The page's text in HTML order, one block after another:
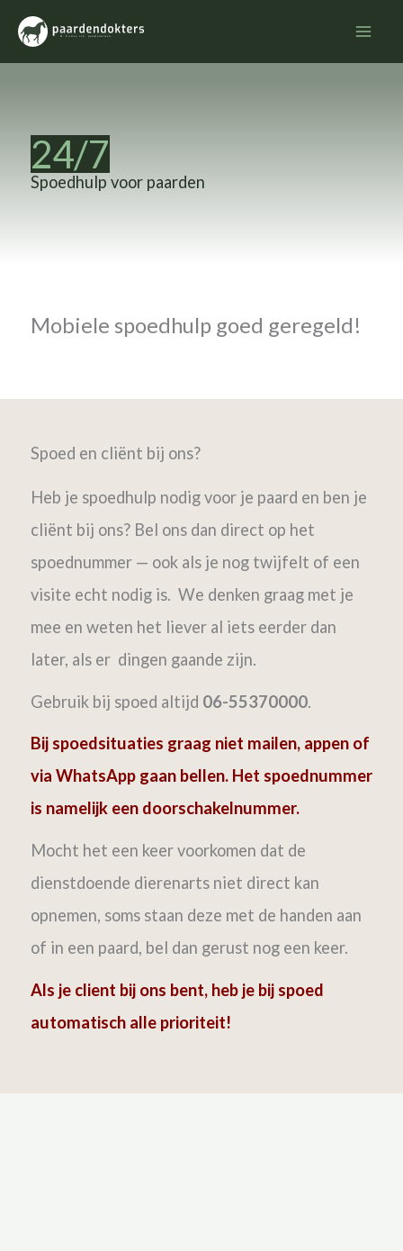
naar
24/7
Spoedhulp voor paarden
Mobiele spoedhulp goed geregeld!
Spoed en cliënt bij ons?
Heb je spoedhulp nodig voor je paard en ben je
cliënt bij ons? Bel ons dan direct op het
spoednummer — ook als je nog twijfelt of een
visite echt nodig is. We denken graag met je
mee en weten het liever al iets eerder dan
later, als er dingen gaande zijn.
Gebruik bij spoed altijd 06-55370000.
Bij spoedsituaties graag niet mailen, appen of
via WhatsApp gaan bellen. Het spoednummer
is namelijk een doorschakelnummer.
Mocht het een keer voorkomen dat de
dienstdoende dierenarts niet direct kan
opnemen, soms staan deze met de handen aan
of in een paard, bel dan gerust nog een keer.
Als je client bij ons bent, heb je bij spoed
automatisch alle prioriteit!